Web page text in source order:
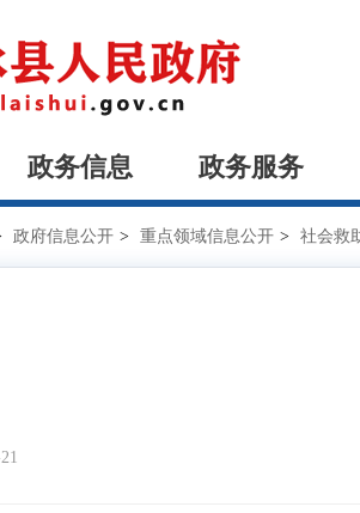
政务信息 政务服务
政府信息公开 > 重点领域信息公开 > 社会救